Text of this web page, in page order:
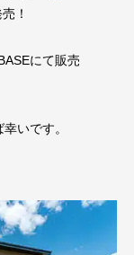
！
にて販売
いです。